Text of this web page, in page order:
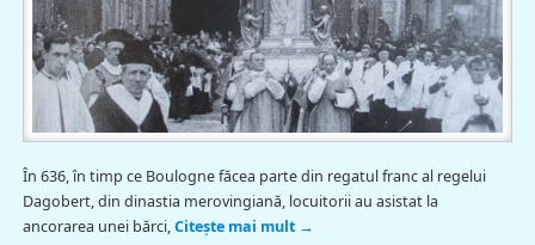
În 636, în timp ce Boulogne făcea parte din regatul franc al regelui
Dagobert, din dinastia merovingiană, locuitorii au asistat la
ancorarea unei bărci,Citește mai mult →